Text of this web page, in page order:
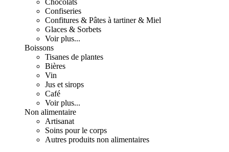
Chocolats
Confiseries
Confitures & Pâtes à tartiner & Miel
Glaces & Sorbets
Voir plus...
Boissons
Tisanes de plantes
Bières
Vin
Jus et sirops
Café
Voir plus...
Non alimentaire
Artisanat
Soins pour le corps
Autres produits non alimentaires